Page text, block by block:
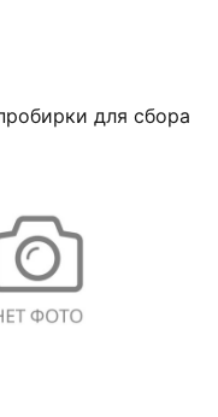
для сбора